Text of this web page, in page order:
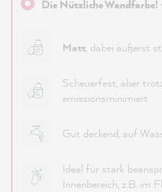
Die Nützliche Wandfarbe!
Matt, dabei äußerst
Scheuerfest, aber
emissionsminimiert
Gut deckend, auf
Ideal für stark
Innenbereich, z.B. im